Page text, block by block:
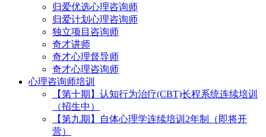
归爱优选心理咨询师
归爱计划心理咨询师
独立项目咨询师
奇才讲师
奇才心理督导师
奇才心理咨询师
心理咨询师培训
【第十期】认知行为治疗(CBT)长程系统连续培训
（招生中）
【第九期】自体心理学连续培训2年制（即将开
营）